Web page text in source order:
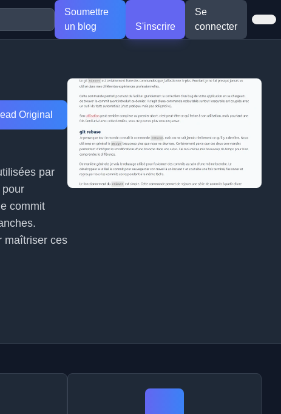
Soumettre
un blog
S'inscrire
Se
connecter
Original
par
pour
commit
maîtriser ces